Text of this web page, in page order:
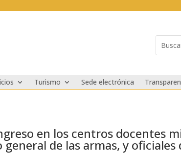
for...
Turismo Sede electrónica
en los centros docentes
de las armas, y